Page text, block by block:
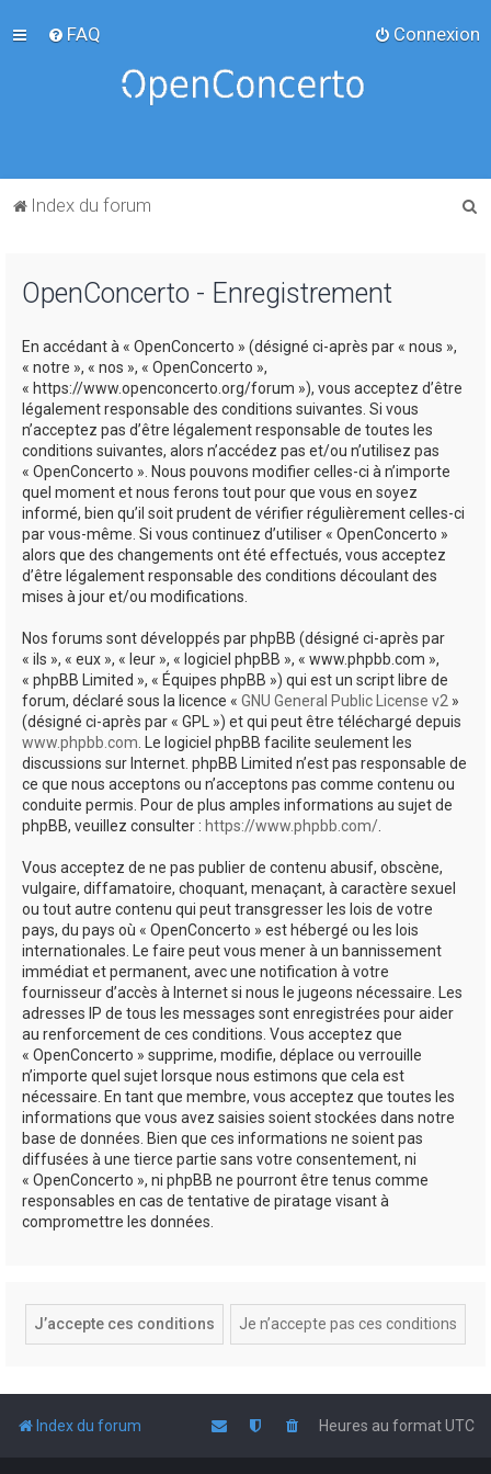
FAQ Connexion
Index du forum
OpenConcerto - Enregistrement
En accédant à « OpenConcerto » (désigné ci-après par « nous »,
« notre », « nos », « OpenConcerto »,
« https://www.openconcerto.org/forum »), vous acceptez d’être
légalement responsable des conditions suivantes. Si vous
n’acceptez pas d’être légalement responsable de toutes les
conditions suivantes, alors n’accédez pas et/ou n’utilisez pas
« OpenConcerto ». Nous pouvons modifier celles-ci à n’importe
quel moment et nous ferons tout pour que vous en soyez
informé, bien qu’il soit prudent de vérifier régulièrement celles-ci
par vous-même. Si vous continuez d’utiliser « OpenConcerto »
alors que des changements ont été effectués, vous acceptez
d’être légalement responsable des conditions découlant des
mises à jour et/ou modifications.
Nos forums sont développés par phpBB (désigné ci-après par
« ils », « eux », « leur », « logiciel phpBB », « www.phpbb.com »,
« phpBB Limited », « Équipes phpBB ») qui est un script libre de
forum, déclaré sous la licence « GNU General Public License v2 »
(désigné ci-après par « GPL ») et qui peut être téléchargé depuis
www.phpbb.com. Le logiciel phpBB facilite seulement les
discussions sur Internet. phpBB Limited n’est pas responsable de
ce que nous acceptons ou n’acceptons pas comme contenu ou
conduite permis. Pour de plus amples informations au sujet de
phpBB, veuillez consulter : https://www.phpbb.com/.
Vous acceptez de ne pas publier de contenu abusif, obscène,
vulgaire, diffamatoire, choquant, menaçant, à caractère sexuel
ou tout autre contenu qui peut transgresser les lois de votre
pays, du pays où « OpenConcerto » est hébergé ou les lois
internationales. Le faire peut vous mener à un bannissement
immédiat et permanent, avec une notification à votre
fournisseur d’accès à Internet si nous le jugeons nécessaire. Les
adresses IP de tous les messages sont enregistrées pour aider
au renforcement de ces conditions. Vous acceptez que
« OpenConcerto » supprime, modifie, déplace ou verrouille
n’importe quel sujet lorsque nous estimons que cela est
nécessaire. En tant que membre, vous acceptez que toutes les
informations que vous avez saisies soient stockées dans notre
base de données. Bien que ces informations ne soient pas
diffusées à une tierce partie sans votre consentement, ni
« OpenConcerto », ni phpBB ne pourront être tenus comme
responsables en cas de tentative de piratage visant à
compromettre les données.
Index du forum Heures au formatUTC